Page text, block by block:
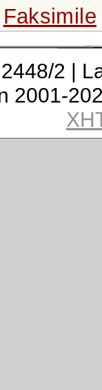
Faksimile
2 |
2001-